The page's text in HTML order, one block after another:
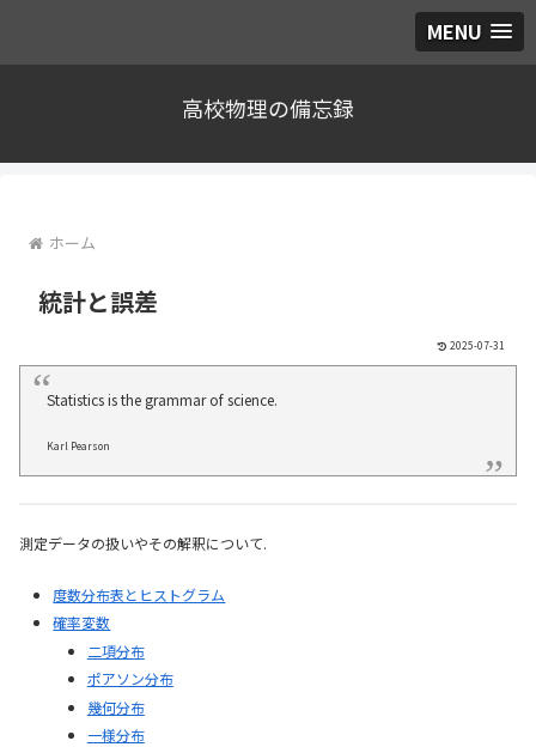
MENU
高校物理の備忘録
ホーム
統計と誤差
2025-07-31
Statistics is the grammarof science.
Karl Pearson
測定データの扱いやその解釈について.
度数分布表とヒストグラム
確率変数
二項分布
ポアソン分布
幾何分布
一様分布